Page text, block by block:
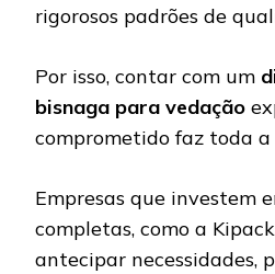
rigorosos padrões de
Por isso, contar com um
bisnaga para vedação
comprometido faz toda a
Empresas que investem
completas, como a
antecipar necessidades,